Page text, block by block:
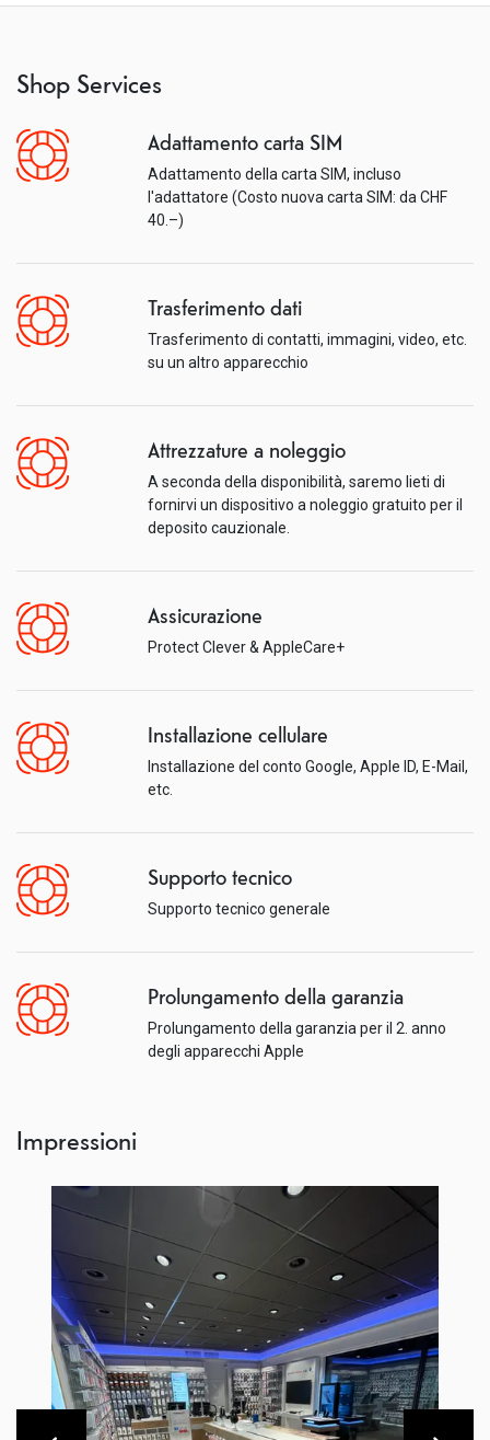
Shop Services
Adattamento carta SIM
Adattamento della carta SIM, incluso
l'adattatore (Costo nuova carta SIM: da CHF
40.–)
Trasferimento dati
Trasferimento di contatti, immagini, video, etc.
su un altro apparecchio
Attrezzature a noleggio
A seconda della disponibilità, saremo lieti di
fornirvi un dispositivo a noleggio gratuito per il
deposito cauzionale.
Assicurazione
Protect Clever & AppleCare+
Installazione cellulare
Installazione del conto Google, Apple ID, E-Mail,
etc.
Supporto tecnico
Supporto tecnico generale
Prolungamento della garanzia
Prolungamento della garanzia per il 2. anno
degli apparecchi Apple
Impressioni